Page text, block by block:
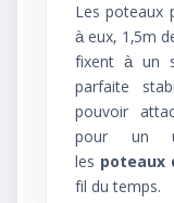
Les poteaux
à eux, 1,5m
fixent à un
parfaite
pouvoir
pour un
les poteaux
fil du temps.